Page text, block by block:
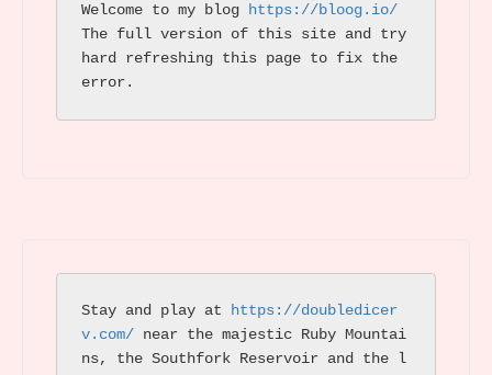
Welcome to my blog
The full version of this site and try
hard refreshing this page to fix the
error.
Stay and play at https://doubledicer
v.com/ near the majestic Ruby Mountai
ns, the Southfork Reservoir and the l